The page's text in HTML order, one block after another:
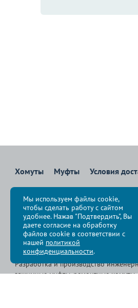
Хомуты Муфты Условия
8 800 700-83-36
Звоните бесплатно с 08:00 до 17:00 по Москве
политика конфиденциальности
© Группа компаний « »,
Разработка и производство
зажимные муфты, ремонтные хомуты,
Мы используем файлы cookie,
чтобы сделать работу с сайтом
удобнее. Нажав "Подтвердить", Вы
даете согласие на обработку
файлов cookie в соответствии с
нашей политикой
конфиденциальности.